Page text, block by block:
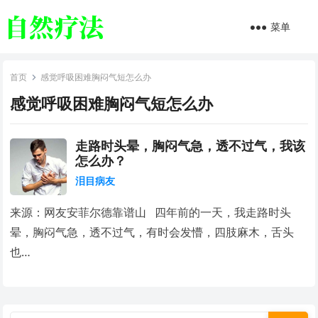
菜单
首页 感觉呼吸困难胸闷气短怎么办
感觉呼吸困难胸闷气短怎么办
走路时头晕，胸闷气急，透不过气，我该
怎么办？
泪目病友
来源：网友安菲尔德靠谱山 四年前的一天，我走路时头
晕，胸闷气急，透不过气，有时会发懵，四肢麻木，舌头
也…